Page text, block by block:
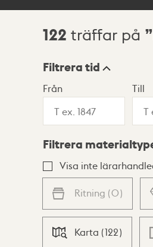
Sökresultat
122 träffar på
Visningsläge
Lista Karta
Filtrera tid
Från Till
Filtrera
Visa inte
Ritning (0)
Karta (122)